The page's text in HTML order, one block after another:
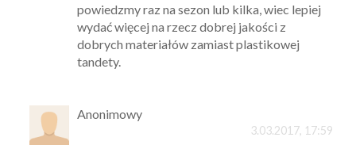
powiedzmy raz na sezon lub kilka, wiec lepiej
wydać więcej na rzecz dobrej jakości z
dobrych materiałów zamiast plastikowej
tandety.
Anonimowy
3.03.2017, 17:59